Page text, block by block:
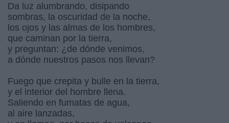
Da luz alumbrando, disipando
sombras, la oscuridad de la noche,
los ojos y las almas de los hombres,
que caminan por la tierra,
y preguntan: ¿de dónde venimos,
a dónde nuestros pasos nos llevan?
Fuego que crepita y bulle en la tierra,
y el interior del hombre llena.
Saliendo en fumatas de agua,
al aire lanzadas,